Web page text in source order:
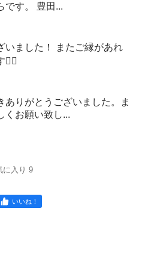
です。 豊田...
いました！ またご縁があれ
🙇‍♂️
ありがとうございました。ま
くお願い致し...
に入り 9
いいね！